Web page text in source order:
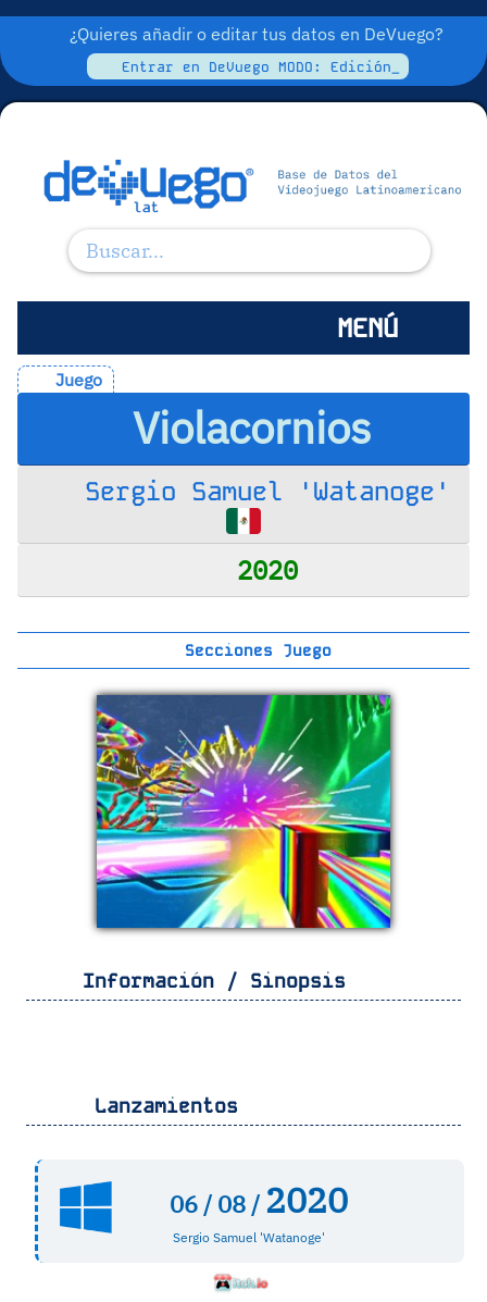
¿Quieres añadir o editar tus datos en DeVuego?
Entrar en DeVuego MODO: Edición_
MENÚ
Juego
Violacornios
Sergio Samuel 'Watanoge'
2020
Secciones Juego
Información / Sinopsis
Lanzamientos
06 / 08 / 2020
Sergio Samuel 'Watanoge'